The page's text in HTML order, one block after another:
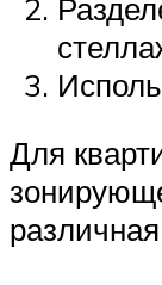
Для